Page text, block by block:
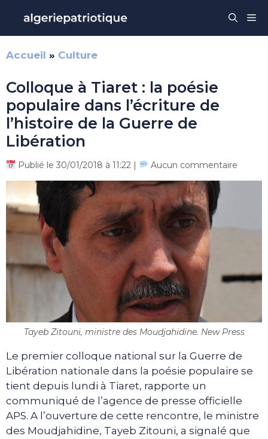
contenu
Accueil » Culture
Colloque à Tiaret : la poésie
populaire dans l’écriture de
l’histoire de la Guerre de
Libération
Publié le 30/01/2018 à 11:22 | Aucun commentaire
Tayeb Zitouni, ministre des Moudjahidine. New Press
Le premier colloque national sur la Guerre de
Libération nationale dans la poésie populaire se
tient depuis lundi à Tiaret, rapporte un
communiqué de l’agence de presse officielle
APS. A l’ouverture de cette rencontre, le ministre
des Moudjahidine, Tayeb Zitouni, a signalé que